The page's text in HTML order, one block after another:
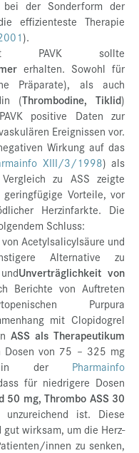
der Sonderform der
effizienteste Therapie
).
PAVK sollte
erhalten. Sowohl für
Präparate), als auch
(Thrombodine, Tiklid)
positive Daten zur
Ereignissen vor.
Wirkung auf das
XIII/3/1998) als
zu ASS zeigte
Vorteile, vor
Herzinfarkte. Die
Schluss:
Acetylsalicylsäure und
Alternative zu
undUnverträglichkeit von
Berichte von Auftreten
Purpura
mit Clopidogrel
ASS als Therapeutikum
Dosen von 75 – 325 mg
in der Pharmainfo
für niedrigere Dosen
50 mg, Thrombo ASS 30
ist. Diese
wirksam, um die Herz-
innen zu senken,